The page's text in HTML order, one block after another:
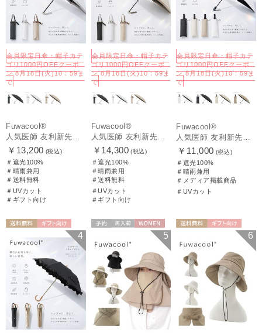
会員限定日傘・帽子カテ
ゴリ1000円OFFクーポ
ン 8月18日(火)10：59ま
で
Fuwacool®
人気医師 友利新先生がほんきで作った”絶対に忘れない誰でも日傘” 50【晴雨兼用折りたたみ日傘】フワクール® (Fuwacool®) 雨の日OK 軽量 遮光100% UV100%
￥13,200 (税込)
＃遮光100%
＃晴雨兼用
＃送料無料
＃UVカット
＃ギフト向け
会員限定日傘・帽子カテ
ゴリ1000円OFFクーポ
ン 8月18日(火)10：59ま
で
Fuwacool®
人気医師 友利新先生がほんきで作った”絶対に忘れない誰でも日傘” 55【晴雨兼用折りたたみ日傘】フワクール® (Fuwacool®) 雨の日OK 軽量 遮光100% UV100%
￥14,300 (税込)
＃遮光100%
＃晴雨兼用
＃送料無料
＃UVカット
＃ギフト向け
会員限定日傘・帽子カテ
ゴリ1000円OFFクーポ
ン 8月18日(火)10：59ま
で
Fuwacool®
人気医師 友利新先生がほんきで作った”絶対に忘れない誰でも日傘”ワンタッチ開閉日傘【晴雨兼用折りたたみ日傘】フワクール® (Fuwacool®) 雨の日OK 軽量 遮光100% UV100％
￥11,000 (税込)
＃遮光100%
＃晴雨兼用
＃メディア掲載商品
＃UVカット
ギフト向け
WOMEN
4 WOMEN 5
ギフト向け
WOMEN
6